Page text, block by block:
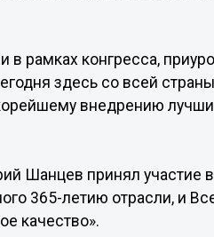
рамках конгресса,
здесь со всей
внедрению
Шанцев принял участие
365-летию отрасли, и
качество».